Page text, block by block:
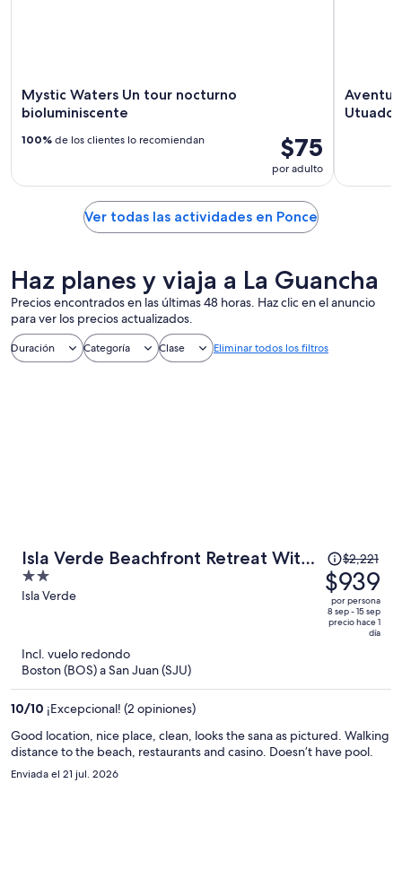
Mystic Waters Un tour nocturno
bioluminiscente
$75
por adulto
100% de los clientes lo recomiendan
Utuado
Ver todas las actividades en Ponce
Haz planes y viaja a La Guancha
Precios encontrados en las últimas 48 horas. Haz clic en el anuncio
para ver los precios actualizados.
Duración Categoría Clase Eliminar todos los filtros
Isla Verde Beachfront Retreat With
Parking
2
out
Isla Verde
El
precio
era
de
$2,221
es
por
persona
$2,221
$939
por persona
8 sep - 15 sep
precio hace 1
día
Incl. vuelo redondo
Boston (BOS) a San Juan (SJU)
10/10 ¡Excepcional! (2 opiniones)
Good location, nice place, clean, looks the sana as pictured. Walking
distance to the beach, restaurants and casino. Doesn’t have pool.
Enviada el 21 jul. 2026